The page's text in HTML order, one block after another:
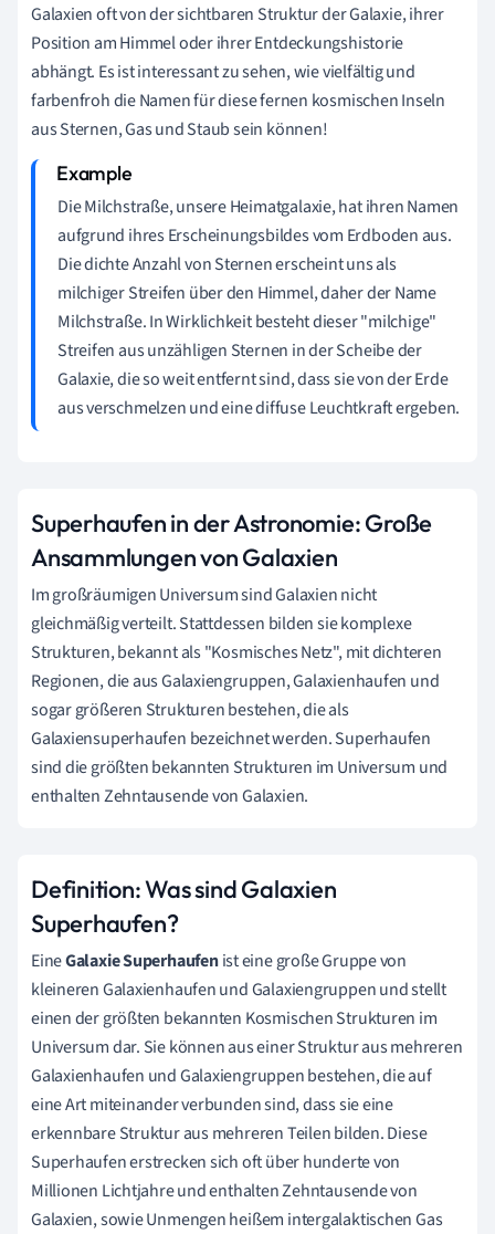
Galaxien oft von der sichtbaren Struktur der Galaxie, ihrer
Position am Himmel oder ihrer Entdeckungshistorie
abhängt. Es ist interessant zu sehen, wie vielfältig und
farbenfroh die Namen für diese fernen kosmischen Inseln
aus Sternen, Gas und Staub sein können!
Die Milchstraße, unsere Heimatgalaxie, hat ihren Namen
aufgrund ihres Erscheinungsbildes vom Erdboden aus.
Die dichte Anzahl von Sternen erscheint uns als
milchiger Streifen über den Himmel, daher der Name
Milchstraße. In Wirklichkeit besteht dieser "milchige"
Streifen aus unzähligen Sternen in der Scheibe der
Galaxie, die so weit entfernt sind, dass sie von der Erde
aus verschmelzen und eine diffuse Leuchtkraft ergeben.
Superhaufen in der Astronomie: Große
Ansammlungen von Galaxien
Im großräumigen Universum sind Galaxien nicht
gleichmäßig verteilt. Stattdessen bilden sie komplexe
Strukturen, bekannt als "Kosmisches Netz", mit dichteren
Regionen, die aus Galaxiengruppen, Galaxienhaufen und
sogar größeren Strukturen bestehen, die als
Galaxiensuperhaufen bezeichnet werden. Superhaufen
sind die größten bekannten Strukturen im Universum und
enthalten Zehntausende von Galaxien.
Definition: Was sind Galaxien
Superhaufen?
EineGalaxie Superhaufenist eine große Gruppe von
kleineren Galaxienhaufen und Galaxiengruppen und stellt
einen der größten bekannten Kosmischen Strukturen im
Universum dar. Sie können aus einer Struktur aus mehreren
Galaxienhaufen und Galaxiengruppen bestehen, die auf
eine Art miteinander verbunden sind, dass sie eine
erkennbare Struktur aus mehreren Teilen bilden. Diese
Superhaufen erstrecken sich oft über hunderte von
Millionen Lichtjahre und enthalten Zehntausende von
Galaxien, sowie Unmengen heißem intergalaktischen Gas